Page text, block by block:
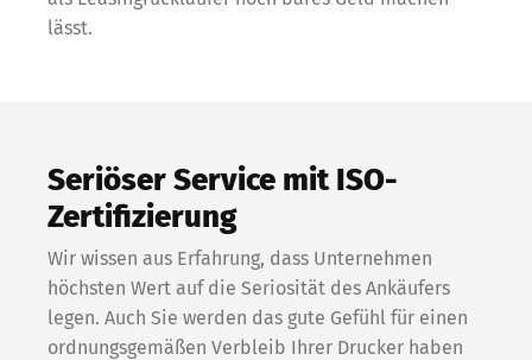
lässt.
Seriöser Service mit ISO-
Zertifizierung
Wir wissen aus Erfahrung, dass Unternehmen
höchsten Wert auf die Seriosität des Ankäufers
legen. Auch Sie werden das gute Gefühl für einen
ordnungsgemäßen Verbleib Ihrer Drucker haben
Deutsch English
Español